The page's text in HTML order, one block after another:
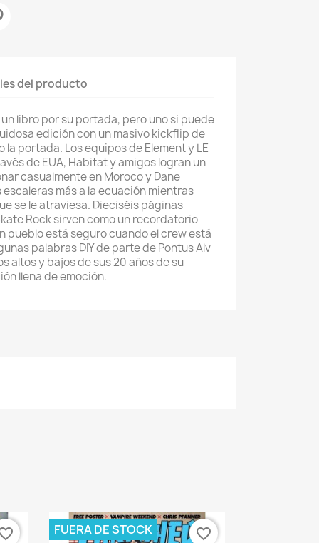
del producto
libro por su portada, pero uno si puede
edición con un masivo kickflip de
portada. Los equipos de Element y LE
de EUA, Habitat y amigos logran un
casualmente en Moroco y Dane
más a la ecuación mientras
se le atraviesa. Dieciséis páginas
Rock sirven como un recordatorio
pueblo está seguro cuando el crew está
palabras DIY de parte de Pontus Alv
altos y bajos de sus 20 años de su
llena de emoción.
FUERA DE STOCK favorite_border